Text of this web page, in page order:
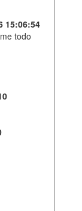
15:06:54
todo